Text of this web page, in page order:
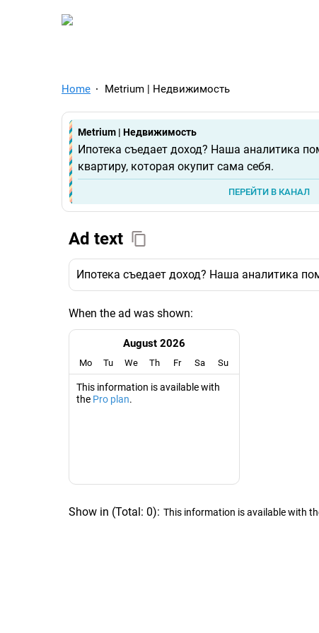
TelegramAds.com —
Home Metrium | Недвижимость
Metrium | Недвижимость
Ипотека съедает доход? Наша аналитика
квартиру, которая окупит сама себя.
ПЕРЕЙТИ В КАНАЛ
Ad text
Ипотека съедает доход? Наша аналитика
When the ad was shown:
August 2026
Mo Tu We Th Fr Sa Su
This information is available with
the Pro plan.
Show in (Total: 0): This information is available with